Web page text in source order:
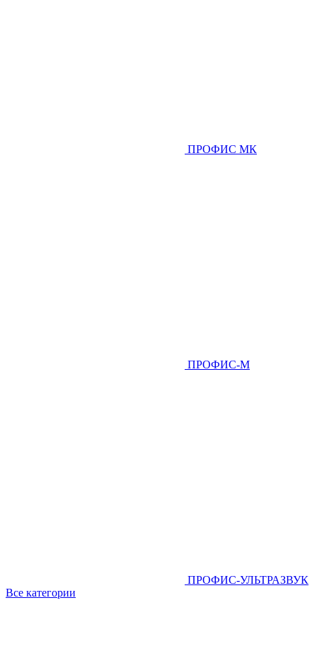
ПРОФИС МК
ПРОФИС-М
ПРОФИС-УЛЬТРАЗВУК
Все категории